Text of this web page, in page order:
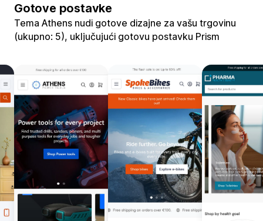
Gotove postavke
Tema Athens nudi gotove dizajne za vašu trgovinu
(ukupno: 5), uključujući gotovu postavku Prism